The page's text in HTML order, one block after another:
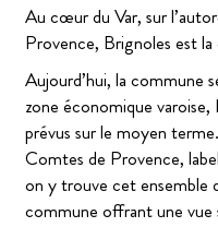
Au cœur du Var, sur
Provence, Brignoles est
Aujourd’hui, la commune
zone économique
prévus sur le moyen
Comtes de Provence,
on y trouve cet ensemble
commune offrant une vue